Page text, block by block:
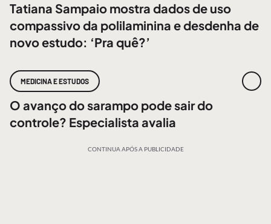
Tatiana Sampaio mostra dados de uso
compassivo da polilaminina e desdenha de
novo estudo: ‘Pra quê?’
MEDICINA E ESTUDOS
O avanço do sarampo pode sair do
controle? Especialista avalia
CONTINUA APÓS A PUBLICIDADE